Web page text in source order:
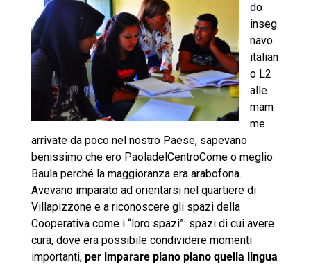
do
inseg
navo
italian
o L2
alle
mam
me
arrivate da poco nel nostro Paese, sapevano
benissimo che ero PaoladelCentroCome o meglio
Baula perché la maggioranza era arabofona.
Avevano imparato ad orientarsi nel quartiere di
Villapizzone e a riconoscere gli spazi della
Cooperativa come i “loro spazi”: spazi di cui avere
cura, dove era possibile condividere momenti
importanti, per imparare piano piano quella lingua